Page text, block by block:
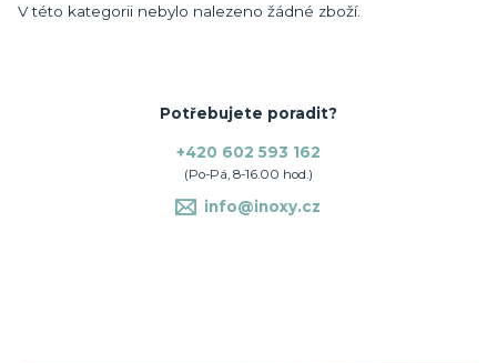
V této kategorii nebylo nalezeno žádné zboží.
Potřebujete poradit?
+420 602 593 162
(Po-Pá, 8-16.00 hod.)
info@inoxy.cz